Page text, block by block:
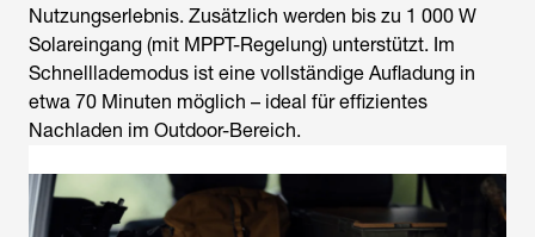
Nutzungserlebnis. Zusätzlich werden bis zu 1 000 W
Solareingang (mit MPPT-Regelung) unterstützt. Im
Schnelllademodus ist eine vollständige Aufladung in
etwa 70 Minuten möglich – ideal für effizientes
Nachladen im Outdoor-Bereich.